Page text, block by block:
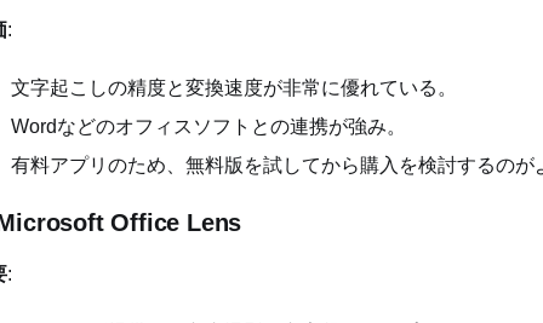
:
文字起こしの精度と変換速度が非常に優れている。
Wordなどのオフィスソフトとの連携が強み。
有料アプリのため、無料版を試してから購入を検討するのが
Office Lens
: